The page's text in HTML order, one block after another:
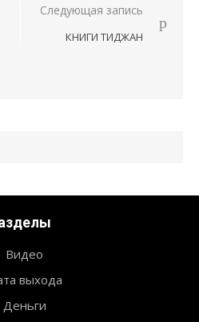
Следующая запись
КНИГИ ТИДЖАН
Видео
выхода
Деньги